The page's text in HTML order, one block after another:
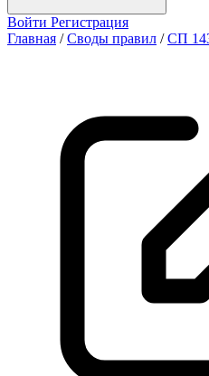
Войти Регистрация
Главная / Своды правил / СП